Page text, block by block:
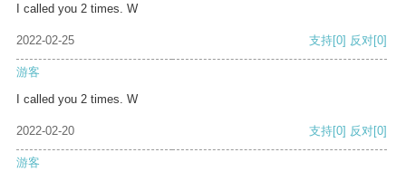
I called you 2 times. W
2022-02-25 支持[0] 反对[0]
游客
I called you 2 times. W
2022-02-20 支持[0] 反对[0]
游客